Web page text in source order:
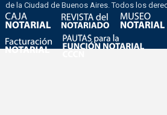
de la Ciudad de Buenos Aires. Todos los